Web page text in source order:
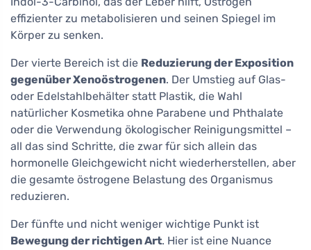
effizienter zu metabolisieren und seinen Spiegel im
Körper zu senken.
Der vierte Bereich ist die Reduzierung der Exposition
gegenüber Xenoöstrogenen. Der Umstieg auf Glas-
oder Edelstahlbehälter statt Plastik, die Wahl
natürlicher Kosmetika ohne Parabene und Phthalate
oder die Verwendung ökologischer Reinigungsmittel –
all das sind Schritte, die zwar für sich allein das
hormonelle Gleichgewicht nicht wiederherstellen, aber
die gesamte östrogene Belastung des Organismus
reduzieren.
Der fünfte und nicht weniger wichtige Punkt ist
Bewegung der richtigen Art. Hier ist eine Nuance